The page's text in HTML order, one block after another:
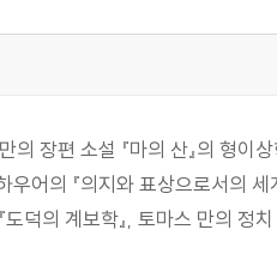
장편 소설 『마의 산』의 형이
어의 『의지와 표상으로서의
덕의 계보학』, 토마스 만의 정